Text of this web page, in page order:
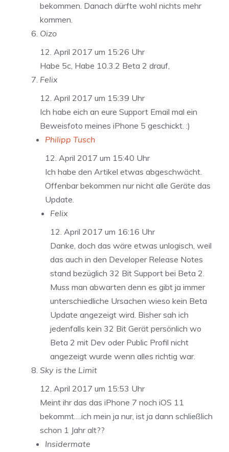
bekommen. Danach dürfte wohl nichts mehr
kommen.
Oizo
12. April 2017 um 15:26 Uhr
Habe 5c, Habe 10.3.2 Beta 2 drauf,
Felix
12. April 2017 um 15:39 Uhr
Ich habe eich an eure Support Email mal ein
Beweisfoto meines iPhone 5 geschickt. :)
Philipp Tusch
12. April 2017 um 15:40 Uhr
Ich habe den Artikel etwas abgeschwächt.
Offenbar bekommen nur nicht alle Geräte das
Update.
Felix
12. April 2017 um 16:16 Uhr
Danke, doch das wäre etwas unlogisch, weil
das auch in den Developer Release Notes
stand bezüglich 32 Bit Support bei Beta 2.
Muss man abwarten denn es gibt ja immer
unterschiedliche Ursachen wieso kein Beta
Update angezeigt wird. Bisher sah ich
jedenfalls kein 32 Bit Gerät persönlich wo
Beta 2 mit Dev oder Public Profil nicht
angezeigt wurde wenn alles richtig war.
Sky is the Limit
12. April 2017 um 15:53 Uhr
Meint ihr das das iPhone 7 noch iOS 11
bekommt….ich mein ja nur, ist ja dann schließlich
schon 1 Jahr alt??
Insidermate